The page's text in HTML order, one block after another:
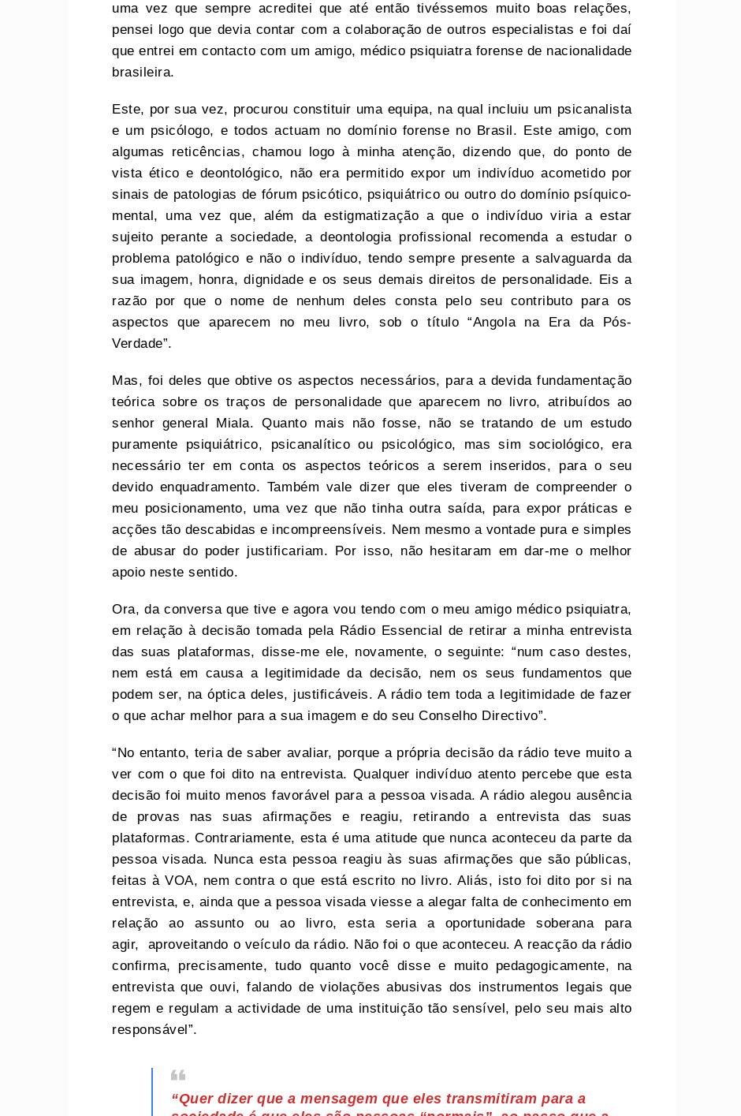
uma vez que sempre acreditei que até então tivéssemos muito boas relações,
pensei logo que devia contar com a colaboração de outros especialistas e foi daí
que entrei em contacto com um amigo, médico psiquiatra forense de nacionalidade
brasileira.
Este, por sua vez, procurou constituir uma equipa, na qual incluiu um psicanalista
e um psicólogo, e todos actuam no domínio forense no Brasil. Este amigo, com
algumas reticências, chamou logo à minha atenção, dizendo que, do ponto de
vista ético e deontológico, não era permitido expor um indivíduo acometido por
sinais de patologias de fórum psicótico, psiquiátrico ou outro do domínio psíquico-
mental, uma vez que, além da estigmatização a que o indivíduo viria a estar
sujeito perante a sociedade, a deontologia profissional recomenda a estudar o
problema patológico e não o indivíduo, tendo sempre presente a salvaguarda da
sua imagem, honra, dignidade e os seus demais direitos de personalidade. Eis a
razão por que o nome de nenhum deles consta pelo seu contributo para os
aspectos que aparecem no meu livro, sob o título “Angola na Era da Pós-
Verdade”.
Mas, foi deles que obtive os aspectos necessários, para a devida fundamentação
teórica sobre os traços de personalidade que aparecem no livro, atribuídos ao
senhor general Miala. Quanto mais não fosse, não se tratando de um estudo
puramente psiquiátrico, psicanalítico ou psicológico, mas sim sociológico, era
necessário ter em conta os aspectos teóricos a serem inseridos, para o seu
devido enquadramento. Também vale dizer que eles tiveram de compreender o
meu posicionamento, uma vez que não tinha outra saída, para expor práticas e
acções tão descabidas e incompreensíveis. Nem mesmo a vontade pura e simples
de abusar do poder justificariam. Por isso, não hesitaram em dar-me o melhor
apoio neste sentido.
Ora, da conversa que tive e agora vou tendo com o meu amigo médico psiquiatra,
em relação à decisão tomada pela Rádio Essencial de retirar a minha entrevista
das suas plataformas, disse-me ele, novamente, o seguinte: “num caso destes,
nem está em causa a legitimidade da decisão, nem os seus fundamentos que
podem ser, na óptica deles, justificáveis. A rádio tem toda a legitimidade de fazer
o que achar melhor para a sua imagem e do seu Conselho Directivo”.
“No entanto, teria de saber avaliar, porque a própria decisão da rádio teve muito a
ver com o que foi dito na entrevista. Qualquer indivíduo atento percebe que esta
decisão foi muito menos favorável para a pessoa visada. A rádio alegou ausência
de provas nas suas afirmações e reagiu, retirando a entrevista das suas
plataformas. Contrariamente, esta é uma atitude que nunca aconteceu da parte da
pessoa visada. Nunca esta pessoa reagiu às suas afirmações que são públicas,
feitas à VOA, nem contra o que está escrito no livro. Aliás, isto foi dito por si na
entrevista, e, ainda que a pessoa visada viesse a alegar falta de conhecimento em
relação ao assunto ou ao livro, esta seria a oportunidade soberana para
agir, aproveitando o veículo da rádio. Não foi o que aconteceu. A reacção da rádio
confirma, precisamente, tudo quanto você disse e muito pedagogicamente, na
entrevista que ouvi, falando de violações abusivas dos instrumentos legais que
regem e regulam a actividade de uma instituição tão sensível, pelo seu mais alto
responsável”.
“Quer dizer que a mensagem que eles transmitiram para a